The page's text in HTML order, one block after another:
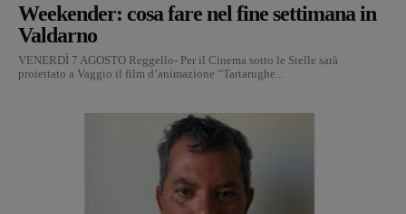
Weekender: cosa fare nel fine settimana in
Valdarno
VENERDÌ 7 AGOSTO Reggello- Per il Cinema sotto le Stelle sarà
proiettato a Vaggio il film d’animazione “Tartarughe...